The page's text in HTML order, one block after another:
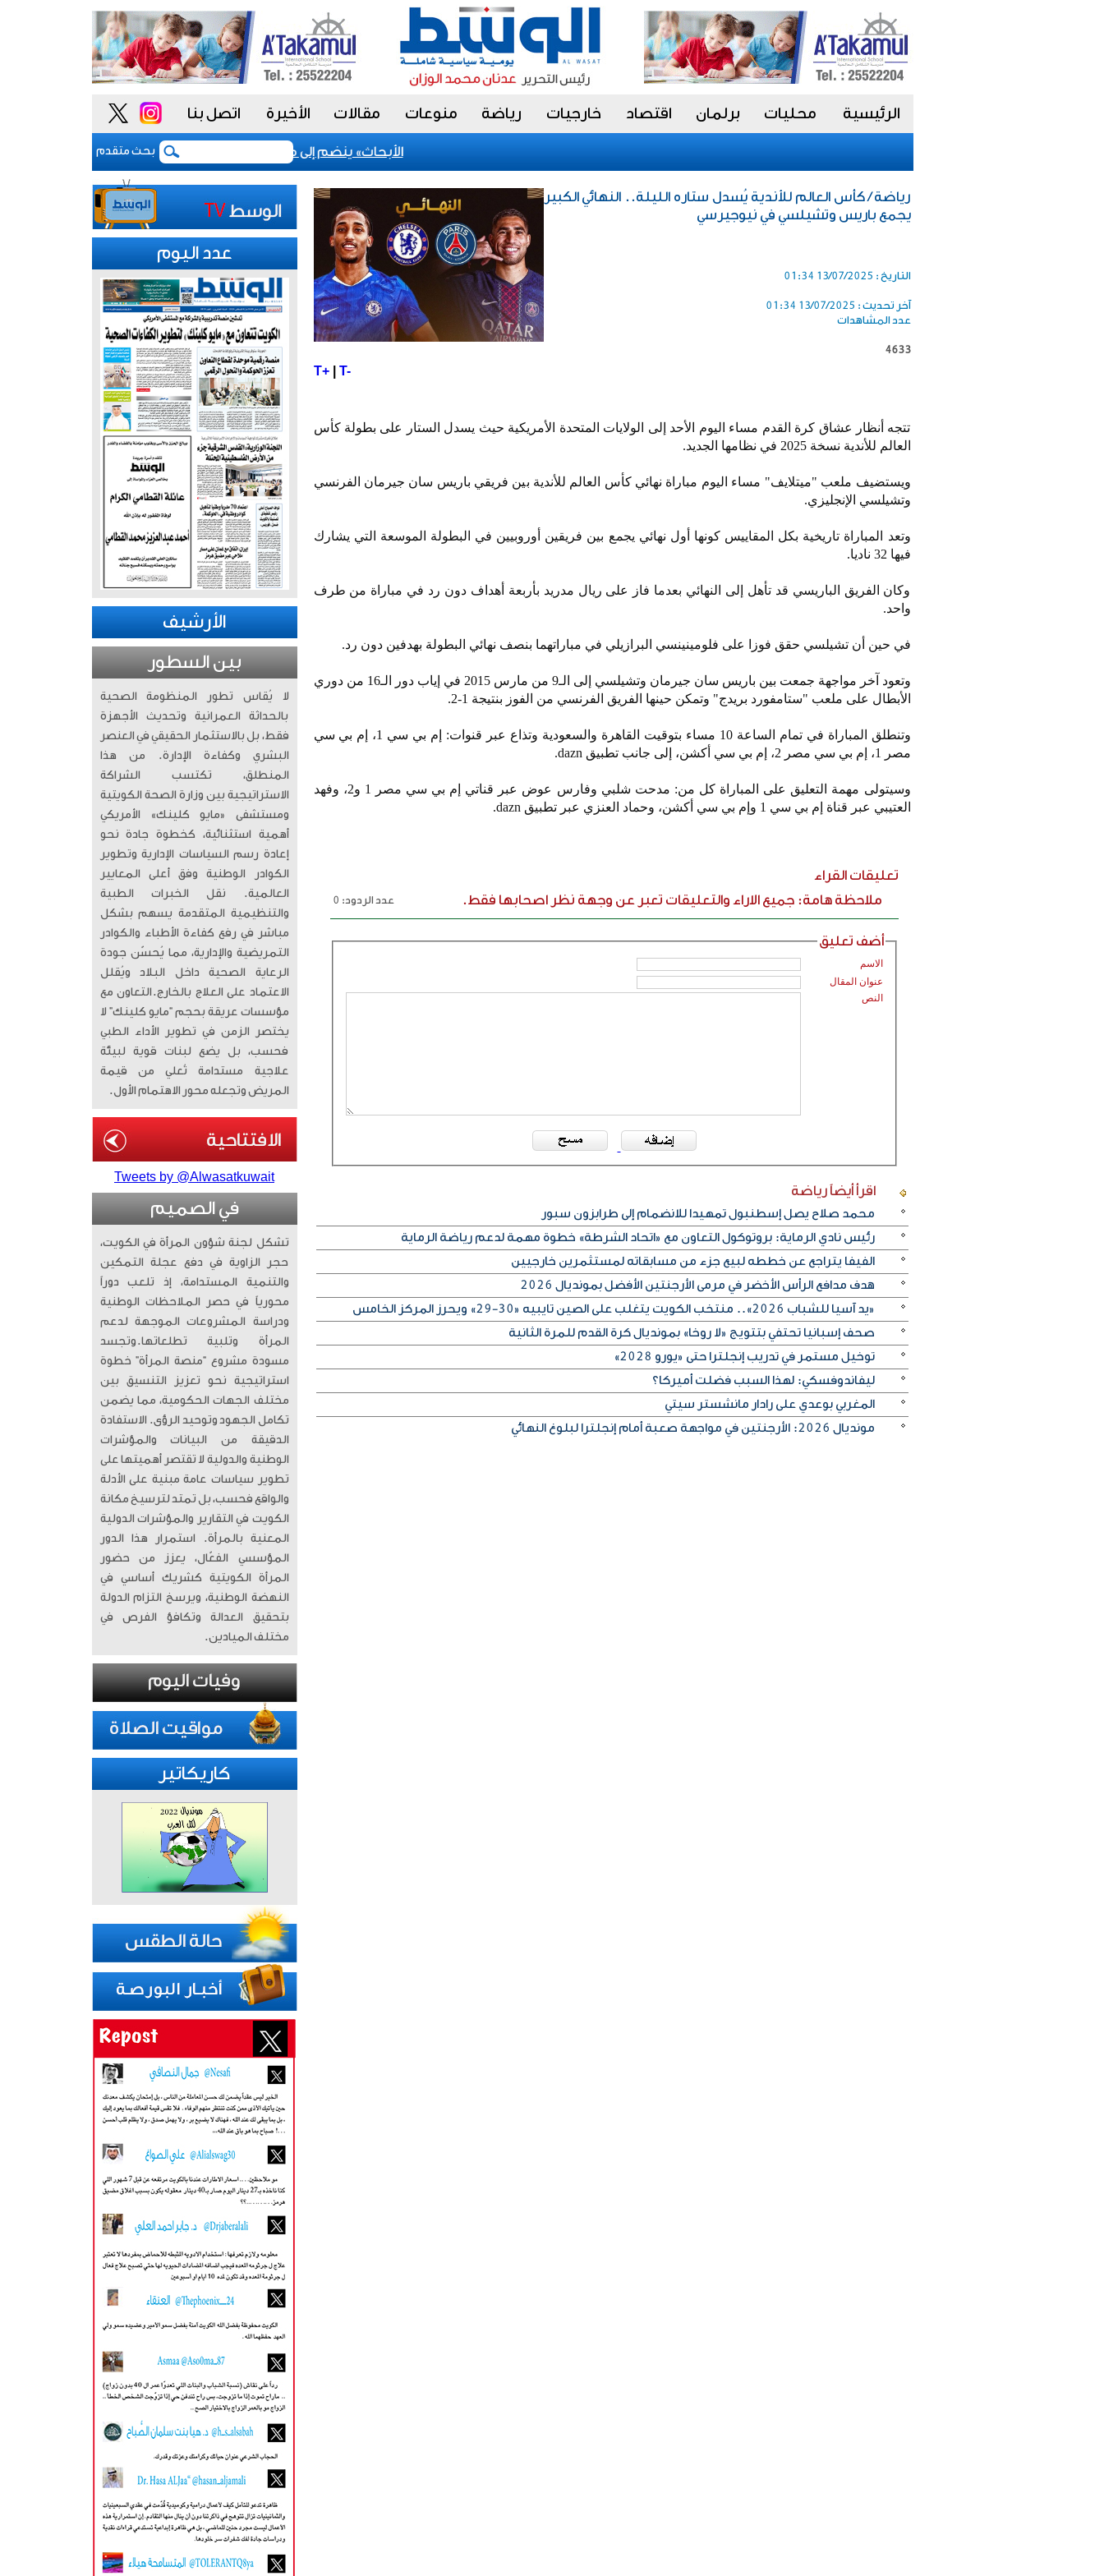
الرئيسية محليات برلمان اقتصاد خارجيات رياضة منوعات مقالات الأخيرة اتصل بنا
بحث متقدم
«الأبحاث» ينضم إلى مشروع «أداء» للسلوك الوظيفي لتعزيز «النزاهة
رياضة / كأس العالم للأندية يُسدل ستاره الليلة.. النهائي الكبير
يجمع باريس وتشيلسي في نيوجيرسي
التاريخ : 13/07/2025 01:34
آخر تحديث : 13/07/2025 01:34
عدد المشاهدات
4633
T+| T-
تتجه أنظار عشاق كرة القدم مساء اليوم الأحد إلى الولايات المتحدة الأمريكية حيث يسدل الستار على بطولة كأس
العالم للأندية نسخة 2025 في نظامها الجديد.
ويستضيف ملعب "ميتلايف" مساء اليوم مباراة نهائي كأس العالم للأندية بين فريقي باريس سان جيرمان الفرنسي
وتشيلسي الإنجليزي.
وتعد المباراة تاريخية بكل المقاييس كونها أول نهائي يجمع بين فريقين أوروبيين في البطولة الموسعة التي يشارك
فيها 32 ناديا.
وكان الفريق الباريسي قد تأهل إلى النهائي بعدما فاز على ريال مدريد بأربعة أهداف دون رد في مباراة من طرف
واحد.
في حين أن تشيلسي حقق فوزا على فلومينينسي البرازيلي في مباراتهما بنصف نهائي البطولة بهدفين دون رد.
وتعود آخر مواجهة جمعت بين باريس سان جيرمان وتشيلسي إلى الـ9 من مارس 2015 في إياب دور الـ16 من دوري
الأبطال على ملعب "ستامفورد بريدج" وتمكن حينها الفريق الفرنسي من الفوز بنتيجة 1-2.
وتنطلق المباراة في تمام الساعة 10 مساء بتوقيت القاهرة والسعودية وتذاع عبر قنوات: إم بي سي 1، إم بي سي
مصر 1، إم بي سي مصر 2، إم بي سي أكشن، إلى جانب تطبيق dazn.
وسيتولى مهمة التعليق على المباراة كل من: مدحت شلبي وفارس عوض عبر قناتي إم بي سي مصر 1 و2، وفهد
العتيبي عبر قناة إم بي سي 1 وإم بي سي أكشن، وحماد العنزي عبر تطبيق dazn.
تعليقات القراء
ملاحظة هامة: جميع الاراء والتعليقات تعبر عن وجهة نظر اصحابها فقط.
عدد الردود: 0
أضف تعليق
الاسم
عنوان المقال
النص
اقرأ أيضاًرياضة
محمد صلاح يصل إسطنبول تمهيدا للانضمام إلى طرابزون سبور
رئيس نادي الرماية: بروتوكول التعاون مع «اتحاد الشرطة» خطوة مهمة لدعم رياضة الرماية
الفيفا يتراجع عن خططه لبيع جزء من مسابقاته لمستثمرين خارجيين
هدف مدافع الرأس الأخضر في مرمى الأرجنتين الأفضل بمونديال 2026
«يد آسيا للشباب 2026».. منتخب الكويت يتغلب على الصين تايبيه «30-29» ويحرز المركز الخامس
صحف إسبانيا تحتفي بتتويج «لا روخا» بمونديال كرة القدم للمرة الثانية
توخيل مستمر في تدريب إنجلترا حتى «يورو 2028»
ليفاندوفسكي: لهذا السبب فضلت أميركا؟
المغربي بوعدي على رادار مانشستر سيتي
مونديال 2026: الأرجنتين في مواجهة صعبة أمام إنجلترا لبلوغ النهائي
عدد اليوم
الأرشيف
بين السطور
لا يُقاس تطور المنظومة الصحية
بالحداثة العمرانية وتحديث الأجهزة
فقط، بل بالاستثمار الحقيقي في العنصر
البشري وكفاءة الإدارة. من هذا
المنطلق، تكتسب الشراكة
الاستراتيجية بين وزارة الصحة الكويتية
ومستشفى «مايو كلينك» الأمريكي
أهمية استثنائية، كخطوة جادة نحو
إعادة رسم السياسات الإدارية وتطوير
الكوادر الوطنية وفق أعلى المعايير
العالمية. ​ نقل الخبرات الطبية
والتنظيمية المتقدمة يسهم بشكل
مباشر في رفع كفاءة الأطباء والكوادر
التمريضية والإدارية، مما يُحسّن جودة
الرعاية الصحية داخل البلاد ويُقلل
الاعتماد على العلاج بالخارج. ​التعاون مع
مؤسسات عريقة بحجم “مايو كلينك” لا
يختصر الزمن في تطوير الأداء الطبي
فحسب، بل يضع لبنات قوية لبيئة
علاجية مستدامة تُعلي من قيمة
المريض وتجعله محور الاهتمام الأول.
Tweets by @Alwasatkuwait
في الصميم
تشكل لجنة شؤون المرأة في الكويت،
حجر الزاوية في دفع عجلة التمكين
والتنمية المستدامة، إذ تلعب دوراً
محورياً في حصر الملاحظات الوطنية
ودراسة المشروعات الموجهة لدعم
المرأة وتلبية تطلعاتها. ​وتجسد
مسودة مشروع “منصة المرأة” خطوة
استراتيجية نحو تعزيز التنسيق بين
مختلف الجهات الحكومية، مما يضمن
تكامل الجهود وتوحيد الرؤى. الاستفادة
الدقيقة من البيانات والمؤشرات
الوطنية والدولية لا تقتصر أهميتها على
تطوير سياسات عامة مبنية على الأدلة
والواقع فحسب، بل تمتد لترسيخ مكانة
الكويت في التقارير والمؤشرات الدولية
المعنية بالمرأة. ​ استمرار هذا الدور
المؤسسي الفعّال، يعزز من حضور
المرأة الكويتية كشريك أساسي في
النهضة الوطنية، ويرسخ التزام الدولة
بتحقيق العدالة وتكافؤ الفرص في
مختلف الميادين.
كاريكاتير